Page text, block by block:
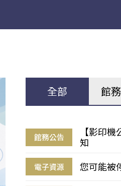
全部 館
館務公告
【影印
知
電子資源 您可能被